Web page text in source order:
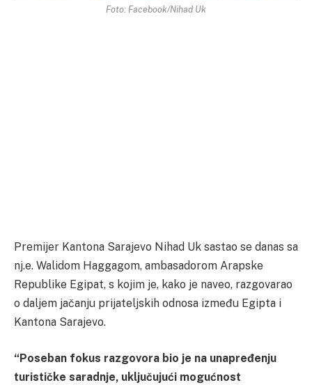
Foto: Facebook/Nihad Uk
Premijer Kantona Sarajevo Nihad Uk sastao se danas sa
nj.e. Walidom Haggagom, ambasadorom Arapske
Republike Egipat, s kojim je, kako je naveo, razgovarao
o daljem jačanju prijateljskih odnosa između Egipta i
Kantona Sarajevo.
“Poseban fokus razgovora bio je na unapređenju
turističke saradnje, uključujući mogućnost